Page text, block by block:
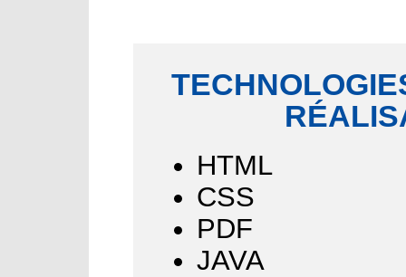
HTML
CSS
PDF
JAVA